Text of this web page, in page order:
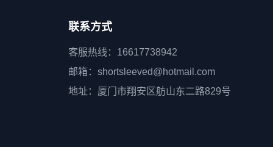
联系方式
客服热线：16617738942
邮箱：shortsleeved@hotmail.com
地址：厦门市翔安区舫山东二路829号